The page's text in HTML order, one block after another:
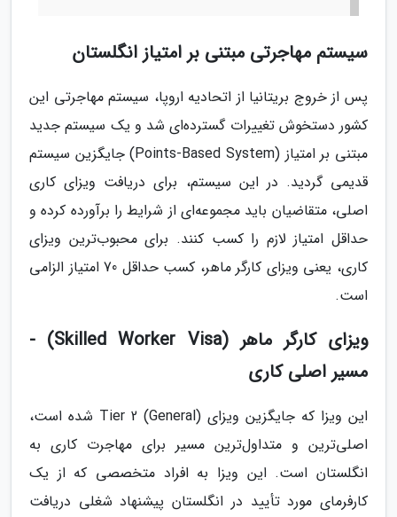
سیستم مهاجرتی مبتنی بر امتیاز انگلستان
پس از خروج بریتانیا از اتحادیه اروپا، سیستم مهاجرتی این
کشور دستخوش تغییرات گسترده‌ای شد و یک سیستم جدید
مبتنی بر امتیاز (Points-Based System) جایگزین سیستم
قدیمی گردید. در این سیستم، برای دریافت ویزای کاری
اصلی، متقاضیان باید مجموعه‌ای از شرایط را برآورده کرده و
حداقل امتیاز لازم را کسب کنند. برای محبوب‌ترین ویزای
کاری، یعنی ویزای کارگر ماهر، کسب حداقل 70 امتیاز الزامی
است.
ویزای کارگر ماهر (Skilled Worker Visa) -
مسیر اصلی کاری
این ویزا که جایگزین ویزای Tier 2 (General) شده است،
اصلی‌ترین و متداول‌ترین مسیر برای مهاجرت کاری به
انگلستان است. این ویزا به افراد متخصصی که از یک
کارفرمای مورد تأیید در انگلستان پیشنهاد شغلی دریافت